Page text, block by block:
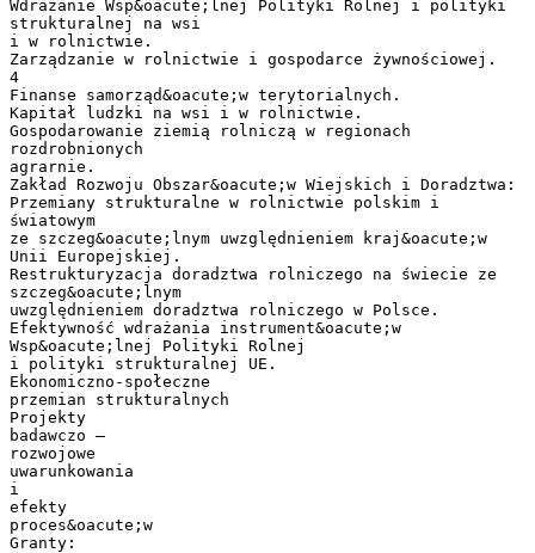
Wdrażanie Wsp&oacute;lnej Polityki Rolnej i polityki
strukturalnej na wsi
i w rolnictwie.
Zarządzanie w rolnictwie i gospodarce żywnościowej.
4
Finanse samorząd&oacute;w terytorialnych.
Kapitał ludzki na wsi i w rolnictwie.
Gospodarowanie ziemią rolniczą w regionach
rozdrobnionych
agrarnie.
Zakład Rozwoju Obszar&oacute;w Wiejskich i Doradztwa:
Przemiany strukturalne w rolnictwie polskim i
światowym
ze szczeg&oacute;lnym uwzględnieniem kraj&oacute;w
Unii Europejskiej.
Restrukturyzacja doradztwa rolniczego na świecie ze
szczeg&oacute;lnym
uwzględnieniem doradztwa rolniczego w Polsce.
Efektywność wdrażania instrument&oacute;w
Wsp&oacute;lnej Polityki Rolnej
i polityki strukturalnej UE.
Ekonomiczno-społeczne
przemian strukturalnych
Projekty
badawczo –
rozwojowe
uwarunkowania
i
efekty
proces&oacute;w
Granty: